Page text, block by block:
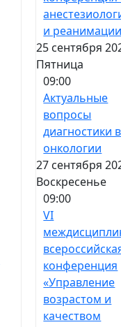
и
25 сентября
Пятница
09:00
Актуальные
вопросы
диагностики в
онкологии
27 сентября
Воскресенье
09:00
VI
конференция
«Управление
возрастом и
качеством